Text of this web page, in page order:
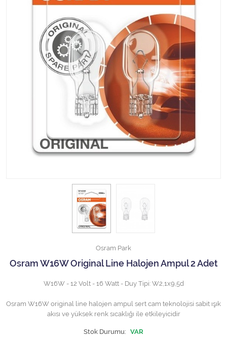
Otomobil Gösterge Ampulü
Halojen Off Road Rally Ampulü
Motosiklet Halojen Far Ampulü
Kamyon Halojen Far Ampulü
Kamyon Halojen Park Ampulü
Kamyon Gösterge Ampulü
Osram Park
Osram W16W Original Line Halojen Ampul 2 Adet
W16W - 12 Volt - 16 Watt - Duy Tipi: W2,1x9,5d
Osram W16W original line halojen ampul sert cam teknolojisi sabit ışık
akısı ve yüksek renk sıcaklığı ile etkileyicidir
Stok Durumu: VAR